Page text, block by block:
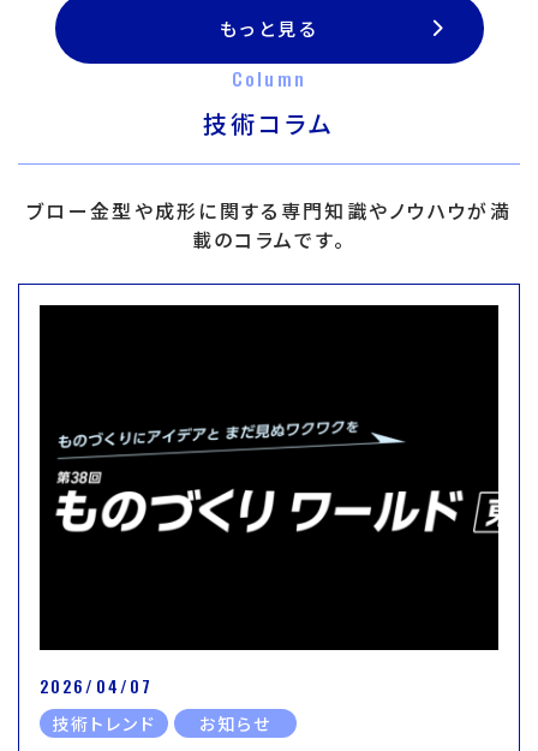
もっと見る
Column
技術コラム
ブロー金型や成形に関する専門知識やノウハウが満
載のコラムです。
2026/04/07
技術トレンド お知らせ